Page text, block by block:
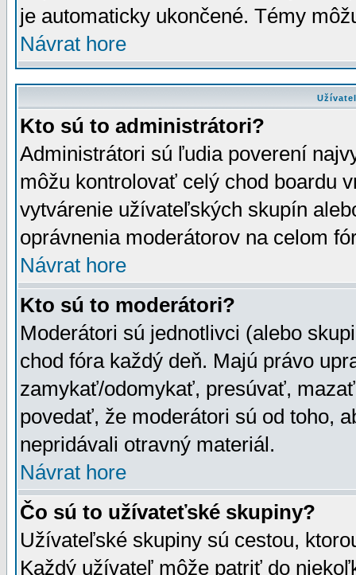
je automaticky ukončené. Témy
Návrat hore
Kto sú to administrátori?
Administrátori sú ľudia poverení
môžu kontrolovať celý chod boardu
vytvárenie užívateľských skupín
oprávnenia moderátorov na celom
Návrat hore
Kto sú to moderátori?
Moderátori sú jednotlivci (alebo
chod fóra každý deň. Majú právo
zamykať/odomykať, presúvať,
povedať, že moderátori sú od toho,
nepridávali otravný materiál.
Návrat hore
Čo sú to užívateťské skupiny?
Užívateľské skupiny sú cestou,
Každý užívateľ môže patriť do